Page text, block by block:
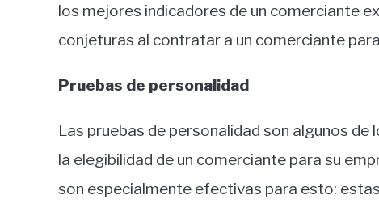
los mejores indicadores de un comerciante
conjeturas al contratar a un comerciante
Pruebas de personalidad
Las pruebas de personalidad son algunos
la elegibilidad de un comerciante para su
son especialmente efectivas para esto: